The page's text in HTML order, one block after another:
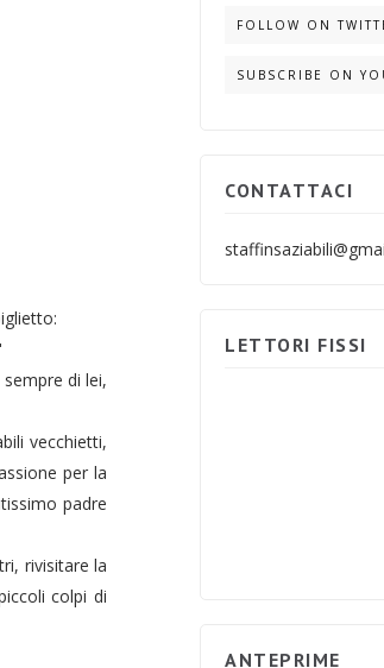
di lei,
vecchietti,
per la
padre
rivisitare la
colpi di
FOLLOW ON
SUBSCRIBE ON
CONTATTACI
LETTORI FISSI
ANTEPRIME